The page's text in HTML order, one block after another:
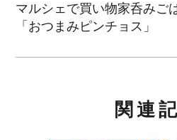
マルシェで買い物家呑み
「おつまみピンチョス」
関連